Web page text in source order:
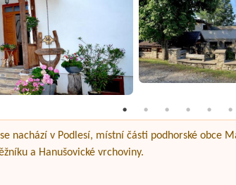
nachází v Podlesí, místní části podhorské
a Hanušovické vrchoviny.